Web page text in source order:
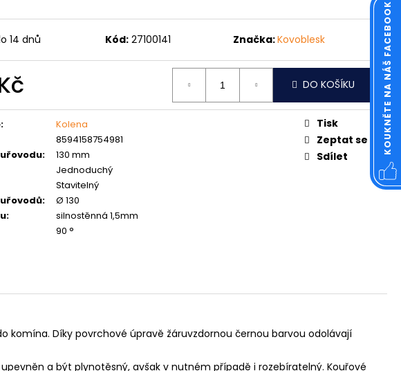
14 dnů Kód: 27100141 Značka:Kovoblesk
DO KOŠÍKU
:
Kolena
8594158754981
:
130 mm
Jednoduchý
Stavitelný
:
Ø 130
:
silnostěnná 1,5mm
90 °
Tisk
Zeptat se
Sdílet
Díky povrchové úpravě žáruvzdornou černou barvou odolávají
a být plynotěsný, avšak v nutném případě i rozebíratelný. Kouřové
Následující
PODLOŽKA PÉROVÁ ČTVERCOVÁ NEREZ
0,10 Kč
KOUKNĚTE NA NÁŠ FACEBOOK